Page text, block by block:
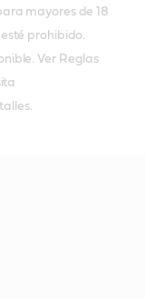
mayores de 18
prohibido.
Ver Reglas